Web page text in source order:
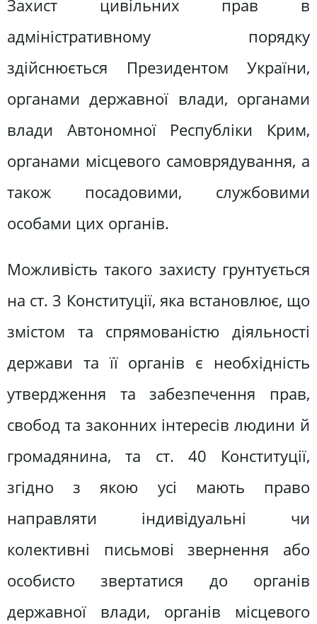
Захист цивільних прав в
адміністративному порядку
здійснюється Президентом України,
органами державної влади, органами
влади Автономної Республіки Крим,
органами місцевого самоврядування, а
також посадовими, службовими
особами цих органів.
Можливість такого захисту грунтується
на ст. 3 Конституції, яка встановлює, що
змістом та спрямованістю діяльності
держави та її органів є необхідність
утвердження та забезпечення прав,
свобод та законних інтересів людини й
громадянина, та ст. 40 Конституції,
згідно з якою усі мають право
направляти індивідуальні чи
колективні письмові звернення або
особисто звертатися до органів
державної влади, органів місцевого